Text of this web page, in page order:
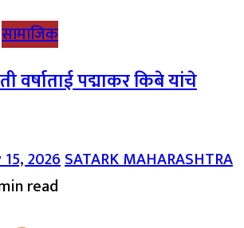
सामाजिक
वर्षाताई पद्माकर किबे यांचे
15, 2026SATARK MAHARASHTRA
read